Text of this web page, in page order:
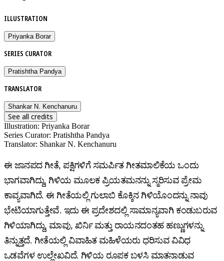
ILLUSTRATION
Priyanka Borar
SERIES CURATOR
Pratishtha Pandya
TRANSLATOR
Shankar N. Kenchanuru
See all credits
Illustration: Priyanka Borar
Series Curator: Pratishtha Pandya
Translator: Shankar N. Kenchanuru
ಈ ಜಾನಪದ ಗೀತೆ, ಪಕ್ಷಿಗಳಿಗೆ ಸಮರ್ಪಿತ ಗೀತಮಾಲಿಕೆಯ ಒಂದು
ಭಾಗವಾಗಿದ್ದು, ಗಿಳಿಯ ಮೂಲಕ ಪ್ರಿಯತಮನನ್ನು ಸ್ಮರಿಸುವ ಪ್ರೇಮ
ಕಾವ್ಯವಾಗಿದೆ. ಈ ಗೀತೆಯಲ್ಲಿ ಗುಲಾಬಿ ಕೊಕ್ಕಿನ ಗಿಳಿಯೊಂದನ್ನು ನಾವು
ಭೇಟಿಯಾಗುತ್ತೇವೆ. ಇದು ಈ ಪ್ರದೇಶದಲ್ಲಿ ಸಾಮಾನ್ಯವಾಗಿ ಕಂಡುಬರುವ
ಗಿಳಿಯಾಗಿದ್ದು, ಮಾವು, ಖಿರ್ನಿ ಮತ್ತು ರಾಯನದಂತಹ ಹಣ್ಣುಗಳನ್ನು
ತಿನ್ನುತ್ತದೆ. ಗೀತೆಯಲ್ಲಿ ವಿವಾಹಿತ ಮಹಿಳೆಯರು ಧರಿಸುವ ವಿವಿಧ
ಒಡವೆಗಳ ಉಲ್ಲೇಖವಿದೆ. ಗಿಳಿಯ ರೂಪಕ ಬಳಸಿ ಮಾತನಾಡುವ